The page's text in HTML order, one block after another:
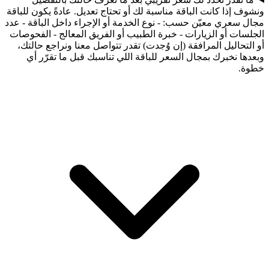
ونشوف إذا كانت الباقة مناسبة لك أو تحتاج تعديل. عادةً يكون للباقة
مجال سعري معيّن حسب: - نوع الخدمة أو الإجراء داخل الباقة - عدد
الجلسات أو الزيارات - خبرة الطبيب أو الفريق المعالج - الفحوصات
أو التحاليل المرافقة (إن وُجدت) تقدر تتواصل معنا ونراجع حالتك،
وبعدها نخبرك بمجال السعر للباقة اللي تناسبك قبل ما تقرّر أي
خطوة.